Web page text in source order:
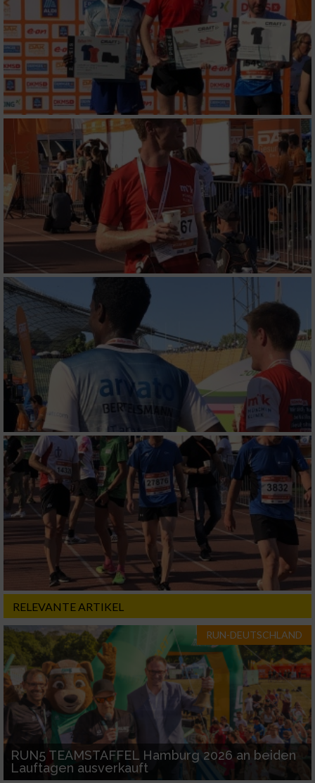
RELEVANTE ARTIKEL
RUN-DEUTSCHLAND
RUN5 TEAMSTAFFEL Hamburg 2026 an beiden
Lauftagen ausverkauft
Performance
Funktional
Werbung